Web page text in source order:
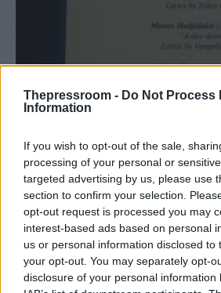
Thepressroom - Do Not Process
Information
If you wish to opt-out of the sale,
processing of your personal or
targeted advertising by us, please use
section to confirm your selection.
opt-out request is processed you may
interest-based ads based on personal
us or personal information disclosed to
your opt-out. You may separately opt-
disclosure of your personal information